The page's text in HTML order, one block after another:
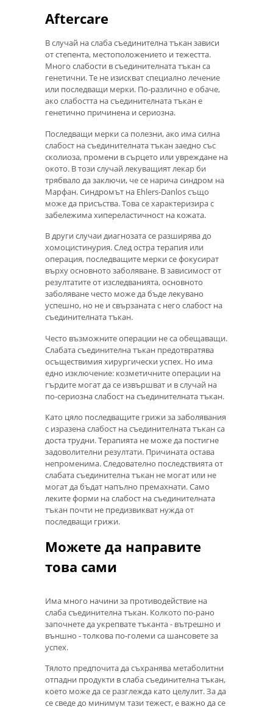
Aftercare
В случай на слаба съединителна тъкан зависи
от степента, местоположението и тежестта.
Много слабости в съединителната тъкан са
генетични. Те не изискват специално лечение
или последващи мерки. По-различно е обаче,
ако слабостта на съединителната тъкан е
генетично причинена и сериозна.
Последващи мерки са полезни, ако има силна
слабост на съединителната тъкан заедно със
сколиоза, промени в сърцето или увреждане на
окото. В този случай лекуващият лекар би
трябвало да заключи, че се нарича синдром на
Марфан. Синдромът на Ehlers-Danlos също
може да присъства. Това се характеризира с
забележима хипереластичност на кожата.
В други случаи диагнозата се разширява до
хомоцистинурия. След остра терапия или
операция, последващите мерки се фокусират
върху основното заболяване. В зависимост от
резултатите от изследванията, основното
заболяване често може да бъде лекувано
успешно, но не и свързаната с него слабост на
съединителната тъкан.
Често възможните операции не са обещаващи.
Слабата съединителна тъкан предотвратява
осъществимия хирургически успех. Но има
едно изключение: козметичните операции на
гърдите могат да се извършват и в случай на
по-сериозна слабост на съединителната тъкан.
Като цяло последващите грижи за заболявания
с изразена слабост на съединителната тъкан са
доста трудни. Терапията не може да постигне
задоволителни резултати. Причината остава
непроменима. Следователно последствията от
слабата съединителна тъкан не могат или не
могат да бъдат напълно премахнати. Само
леките форми на слабост на съединителната
тъкан почти не предизвикват нужда от
последващи грижи.
Можете да направите
това сами
Има много начини за противодействие на
слаба съединителна тъкан. Колкото по-рано
започнете да укрепвате тъканта - вътрешно и
външно - толкова по-големи са шансовете за
успех.
Тялото предпочита да съхранява метаболитни
отпадни продукти в слаба съединителна тъкан,
което може да се разглежда като целулит. За да
се сведе до минимум тази тежест, е важно да се